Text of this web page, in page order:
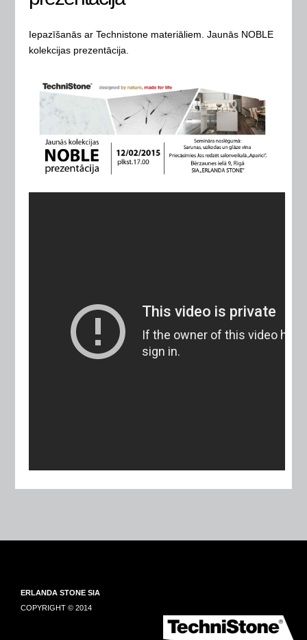
Iepazīšanās ar Technistone materiāliem. Jaunās NOBLE
kolekcijas prezentācija.
ERLANDA STONE SIA
COPYRIGHT © 2014